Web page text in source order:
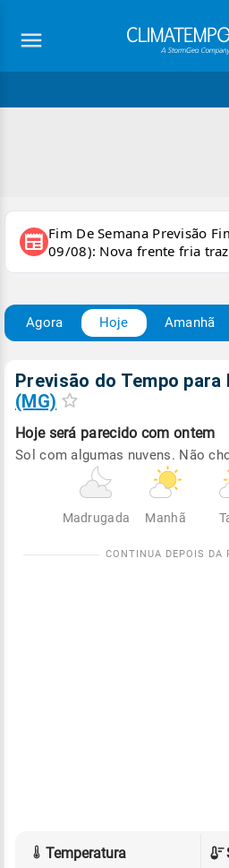
newspaper Fim De Semana Previsão
09/08): Nova frente fria
para áreas do país
Agora Hoje Amanhã
Previsão do Tempo para
(MG)
Hoje será parecido com ontem
Sol com algumas nuvens. Não
Madrugada Manhã
Temperatura